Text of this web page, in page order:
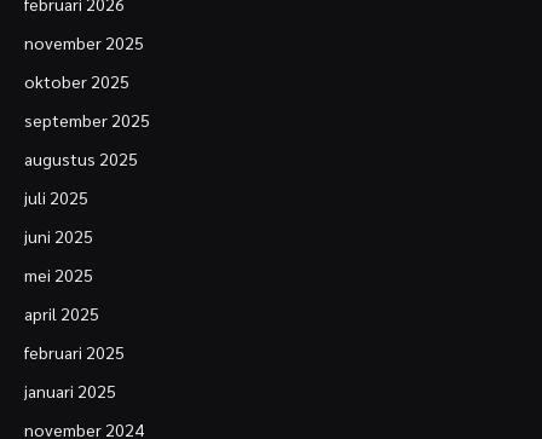
november 2025
oktober 2025
september 2025
augustus 2025
juli 2025
juni 2025
mei 2025
april 2025
februari 2025
januari 2025
november 2024